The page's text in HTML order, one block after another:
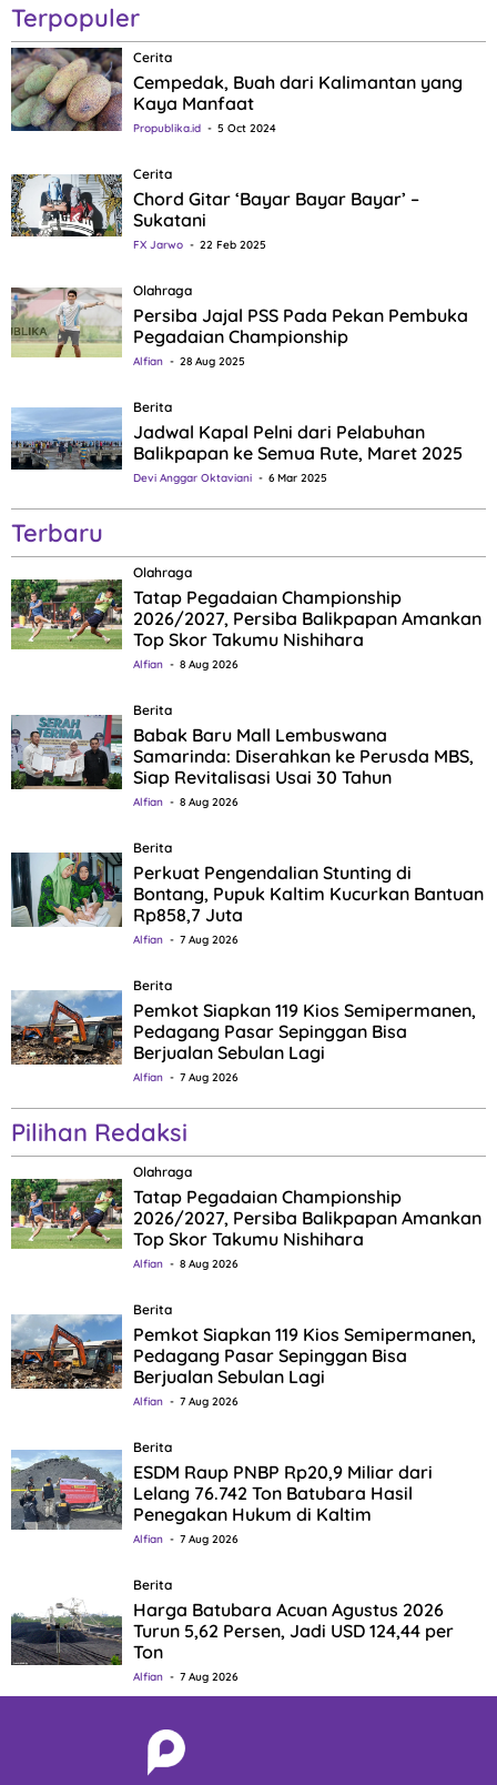
Terpopuler
Cerita
Cempedak, Buah dari Kalimantan yang
Kaya Manfaat
Propublika.id 5 Oct 2024
Cerita
Chord Gitar ‘Bayar Bayar Bayar’ –
Sukatani
FX Jarwo 22 Feb 2025
Olahraga
Persiba Jajal PSS Pada Pekan Pembuka
Pegadaian Championship
Alfian 28 Aug 2025
Berita
Jadwal Kapal Pelni dari Pelabuhan
Balikpapan ke Semua Rute, Maret 2025
Devi Anggar Oktaviani 6 Mar 2025
Terbaru
Olahraga
Tatap Pegadaian Championship
2026/2027, Persiba Balikpapan Amankan
Top Skor Takumu Nishihara
Alfian 8 Aug 2026
Berita
Babak Baru Mall Lembuswana
Samarinda: Diserahkan ke Perusda MBS,
Siap Revitalisasi Usai 30 Tahun
Alfian 8 Aug 2026
Berita
Perkuat Pengendalian Stunting di
Bontang, Pupuk Kaltim Kucurkan Bantuan
Rp858,7 Juta
Alfian 7 Aug 2026
Berita
Pemkot Siapkan 119 Kios Semipermanen,
Pedagang Pasar Sepinggan Bisa
Berjualan Sebulan Lagi
Alfian 7 Aug 2026
Pilihan Redaksi
Olahraga
Tatap Pegadaian Championship
2026/2027, Persiba Balikpapan Amankan
Top Skor Takumu Nishihara
Alfian 8 Aug 2026
Berita
Pemkot Siapkan 119 Kios Semipermanen,
Pedagang Pasar Sepinggan Bisa
Berjualan Sebulan Lagi
Alfian 7 Aug 2026
Berita
ESDM Raup PNBP Rp20,9 Miliar dari
Lelang 76.742 Ton Batubara Hasil
Penegakan Hukum di Kaltim
Alfian 7 Aug 2026
Berita
Harga Batubara Acuan Agustus 2026
Turun 5,62 Persen, Jadi USD 124,44 per
Ton
Alfian 7 Aug 2026